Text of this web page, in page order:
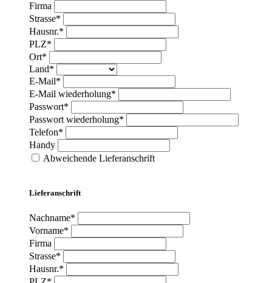
Firma
Strasse*
Hausnr.*
PLZ*
Ort*
Land*
E-Mail*
E-Mail wiederholung*
Passwort*
Passwort wiederholung*
Telefon*
Handy
Abweichende Lieferanschrift
Lieferanschrift
Nachname*
Vorname*
Firma
Strasse*
Hausnr.*